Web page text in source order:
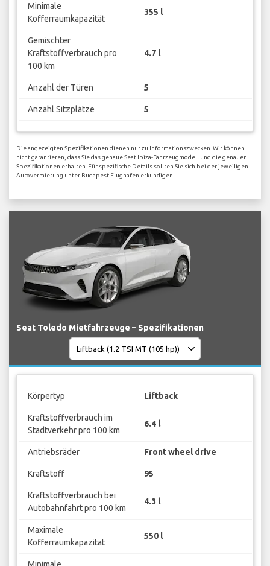
Minimale
Kofferraumkapazität
355 l
Gemischter
Kraftstoffverbrauch pro
100 km
4.7 l
Anzahl der Türen 5
Anzahl Sitzplätze 5
Die angezeigten Spezifikationen dienen nur zu Informationszwecken. Wir können
nicht garantieren, dass Sie das genaue Seat Ibiza-Fahrzeugmodell und die genauen
Spezifikationen erhalten. Für spezifische Details sollten Sie sich bei der jeweiligen
Autovermietung unter Budapest Flughafen erkundigen.
Seat Toledo Mietfahrzeuge – Spezifikationen
Körpertyp Liftback
Kraftstoffverbrauch im
Stadtverkehr pro 100 km
6.4 l
Antriebsräder Front wheel drive
Kraftstoff 95
Kraftstoffverbrauch bei
Autobahnfahrt pro 100 km
4.3 l
Maximale
Kofferraumkapazität
550 l
Minimale